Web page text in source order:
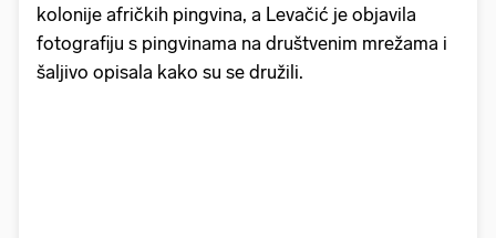
kolonije afričkih pingvina, a Levačić je objavila
fotografiju s pingvinama na društvenim mrežama i
šaljivo opisala kako su se družili.